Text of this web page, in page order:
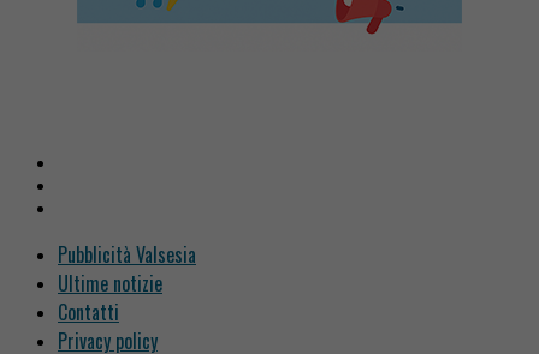
Pubblicità Valsesia
Ultime notizie
Contatti
Privacy policy